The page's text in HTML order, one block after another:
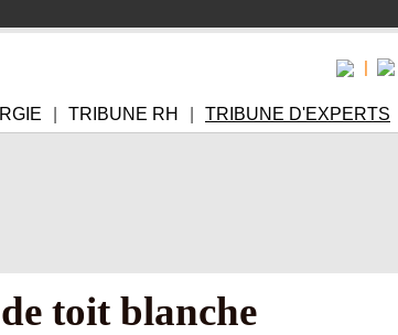
TRIBUNE RH TRIBUNE D'EXPERTS
toit blanche